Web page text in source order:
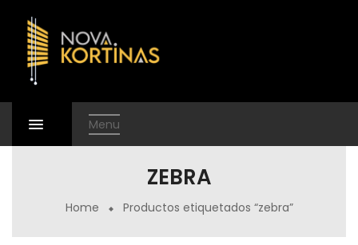
Menu
ZEBRA
Home Productos etiquetados “zebra”